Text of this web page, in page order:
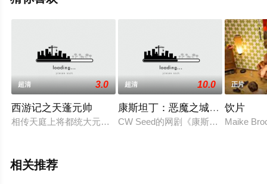
超清 3.0
西游记之天蓬元帅
相传天庭上将都统大元帅天蓬真君，因调戏嫦娥被玉帝贬下凡间
超清 10.0
康斯坦丁：恶魔之城电影版
CW Seed的网剧《康斯坦丁：恶魔
正片
饮片
Maike
相关推荐